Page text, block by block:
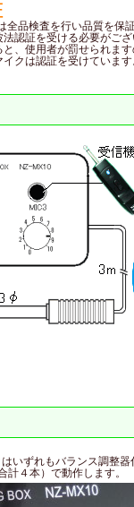
品検査を行い品質を保証
認証を受ける必要がご
、使用者が罰せられま
クは認証を受けています
いずれもバランス調整
４本）で動作します。